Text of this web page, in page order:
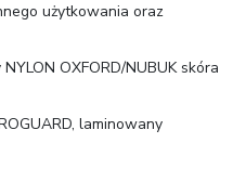
użytkowania oraz
OXFORD/NUBUK skóra
laminowany